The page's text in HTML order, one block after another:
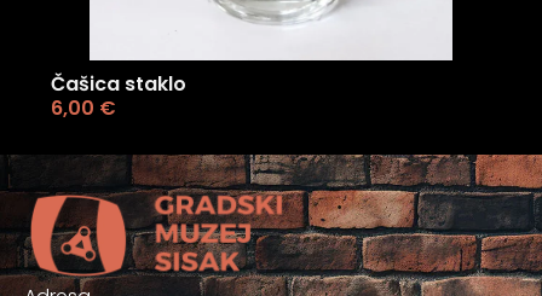
Čašica staklo
6,00 €